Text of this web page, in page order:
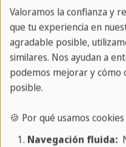
Ponte en
Valoramos la confianza y
que tu experiencia en
agradable posible,
similares. Nos ayudan a
podemos mejorar y
posible.
🍪 Por qué usamos cookies
Navegación fluida: